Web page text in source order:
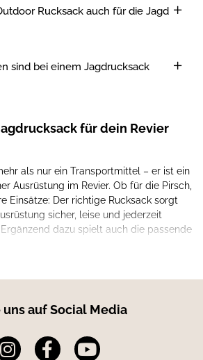
Rucksack auch für die Jagd
sind bei einem Jagdrucksack
für dein Revier
als nur ein Transportmittel – er ist ein
Ausrüstung im Revier. Ob für die Pirsch,
Einsätze: Der richtige Rucksack sorgt
sicher, leise und jederzeit
dazu spielt auch die passende
uns auf Social Media